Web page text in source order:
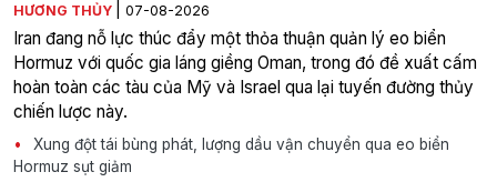
HƯƠNG THỦY 07-08-2026
Iran đang nỗ lực thúc đẩy một thỏa thuận quản lý eo biển
Hormuz với quốc gia láng giềng Oman, trong đó đề xuất cấm
hoàn toàn các tàu của Mỹ và Israel qua lại tuyến đường thủy
chiến lược này.
Xung đột tái bùng phát, lượng dầu vận chuyển qua eo biển
Hormuz sụt giảm